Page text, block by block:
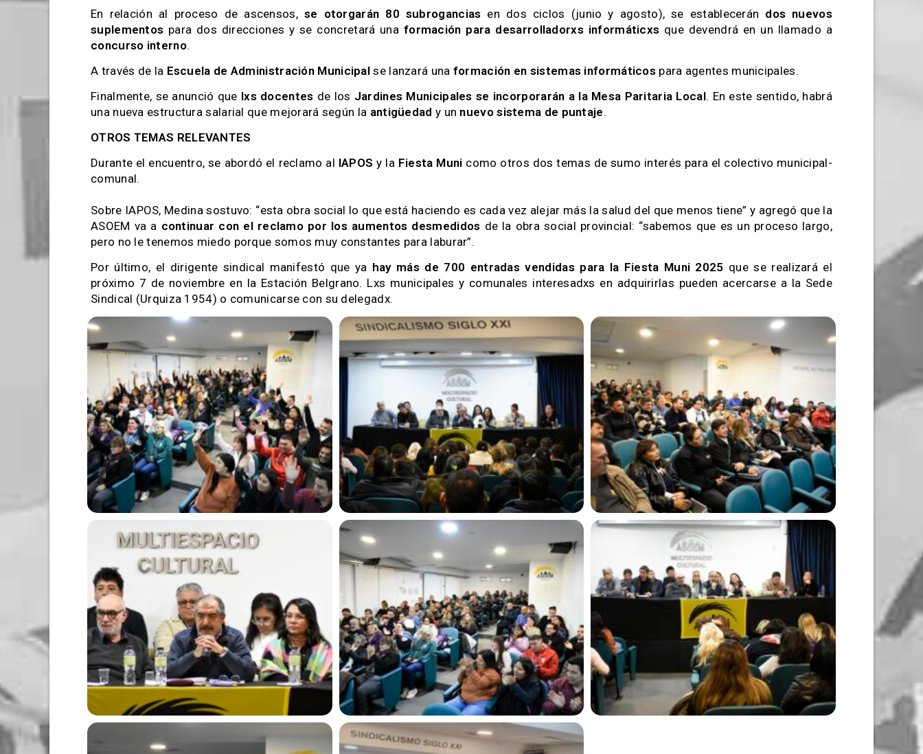
En relación al proceso de ascensos, se otorgarán 80 subrogancias en dos ciclos (junio y agosto), se establecerán dos nuevos
suplementos para dos direcciones y se concretará una formación para desarrolladorxs informáticxs que devendrá en un llamado a
concurso interno.
A través de la Escuela de Administración Municipal se lanzará una formación en sistemas informáticos para agentes municipales.
Finalmente, se anunció que lxs docentes de los Jardines Municipales se incorporarán a la Mesa Paritaria Local. En este sentido, habrá
una nueva estructura salarial que mejorará según la antigüedad y un nuevo sistema de puntaje.
OTROS TEMAS RELEVANTES
Durante el encuentro, se abordó el reclamo al IAPOS y la Fiesta Muni como otros dos temas de sumo interés para el colectivo municipal-
comunal.
Sobre IAPOS, Medina sostuvo: “esta obra social lo que está haciendo es cada vez alejar más la salud del que menos tiene” y agregó que la
ASOEM va a continuar con el reclamo por los aumentos desmedidos de la obra social provincial: “sabemos que es un proceso largo,
pero no le tenemos miedo porque somos muy constantes para laburar”.
Por último, el dirigente sindical manifestó que ya hay más de 700 entradas vendidas para la Fiesta Muni 2025 que se realizará el
próximo 7 de noviembre en la Estación Belgrano. Lxs municipales y comunales interesadxs en adquirirlas pueden acercarse a la Sede
Sindical (Urquiza 1954) o comunicarse con su delegadx.